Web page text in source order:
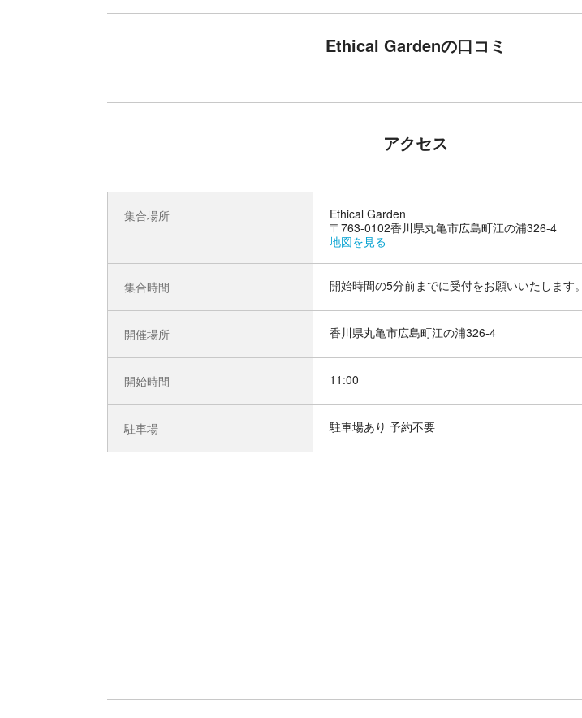
Ethical Gardenの口コミ
アクセス
集合場所
Ethical Garden
〒763-0102香川県丸亀市広島町江の浦326-4
地図を見る
集合時間 開始時間の5分前までに受付をお願いいたします。
開催場所 香川県丸亀市広島町江の浦326-4
開始時間 11:00
駐車場 駐車場あり 予約不要